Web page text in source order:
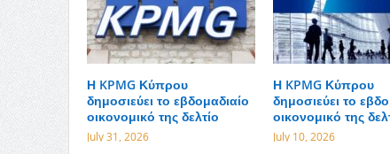
Η KPMG Κύπρου
δημοσιεύει το εβδομαδιαίο
οικονομικό της δελτίο
July 31, 2026
Η KPMG Κύπρου
δημοσιεύει το
οικονομικό της
July 10, 2026